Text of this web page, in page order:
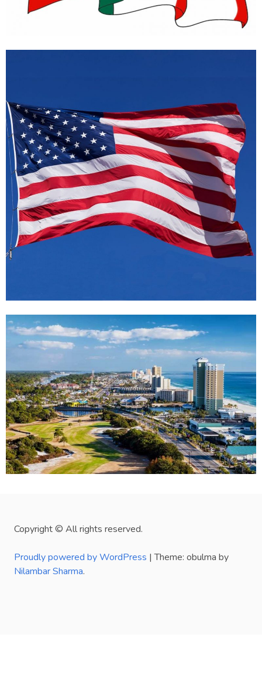
Copyright © All rights reserved.
Proudly powered by WordPress |Theme: obulma by
Nilambar Sharma.